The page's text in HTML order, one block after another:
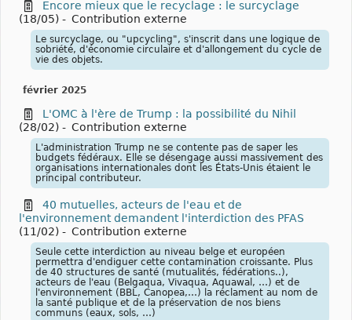
Encore mieux que le recyclage : le surcyclage
(18/05) - Contribution externe
Le surcyclage, ou "upcycling", s'inscrit dans une logique de
sobriété, d'économie circulaire et d'allongement du cycle de
vie des objets.
février 2025
L'OMC à l'ère de Trump : la possibilité du Nihil
(28/02) - Contribution externe
L'administration Trump ne se contente pas de saper les
budgets fédéraux. Elle se désengage aussi massivement des
organisations internationales dont les États-Unis étaient le
principal contributeur.
40 mutuelles, acteurs de l'eau et de
l'environnement demandent l'interdiction des PFAS
(11/02) - Contribution externe
Seule cette interdiction au niveau belge et européen
permettra d'endiguer cette contamination croissante. Plus
de 40 structures de santé (mutualités, fédérations..),
acteurs de l'eau (Belgaqua, Vivaqua, Aquawal, …) et de
l'environnement (BBL, Canopea,…) la réclament au nom de
la santé publique et de la préservation de nos biens
communs (eaux, sols, …)